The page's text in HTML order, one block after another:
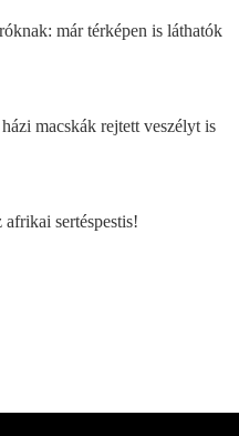
már térképen is láthatók
macskák rejtett veszélyt is
sertéspestis!